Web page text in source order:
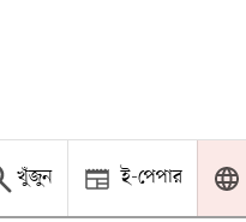
খুঁজুন ই-পেপার